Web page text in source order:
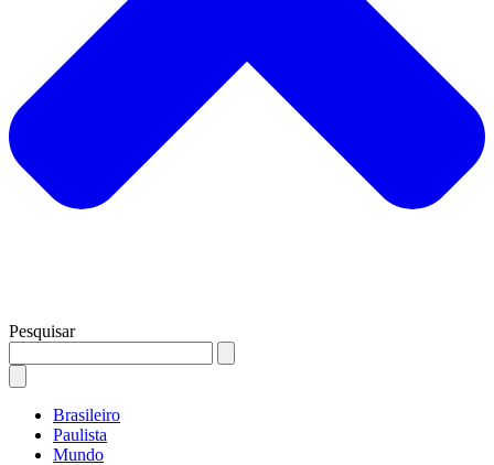
Pesquisar
Brasileiro
Paulista
Mundo